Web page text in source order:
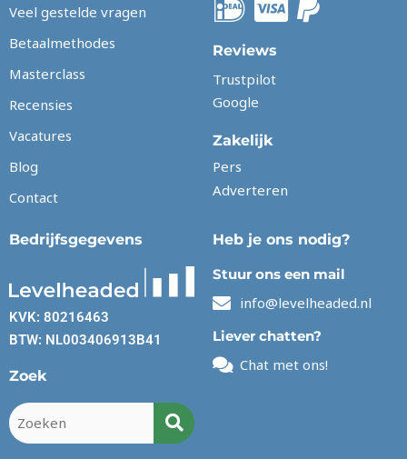
Veel gestelde vragen
Betaalmethodes
Masterclass
Recensies
Vacatures
Blog
Contact
Reviews
Trustpilot
Google
Zakelijk
Pers
Adverteren
Bedrijfsgegevens
KVK: 80216463
BTW: NL003406913B41
Zoek
Heb je ons nodig?
Stuur ons een mail
info@levelheaded.nl
Liever chatten?
Chat met ons!